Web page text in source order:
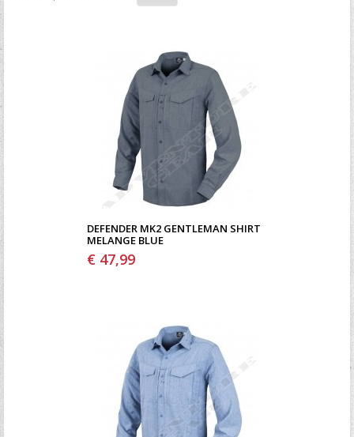
DEFENDER MK2 GENTLEMAN SHIRT
MELANGE BLUE
€ 47,99